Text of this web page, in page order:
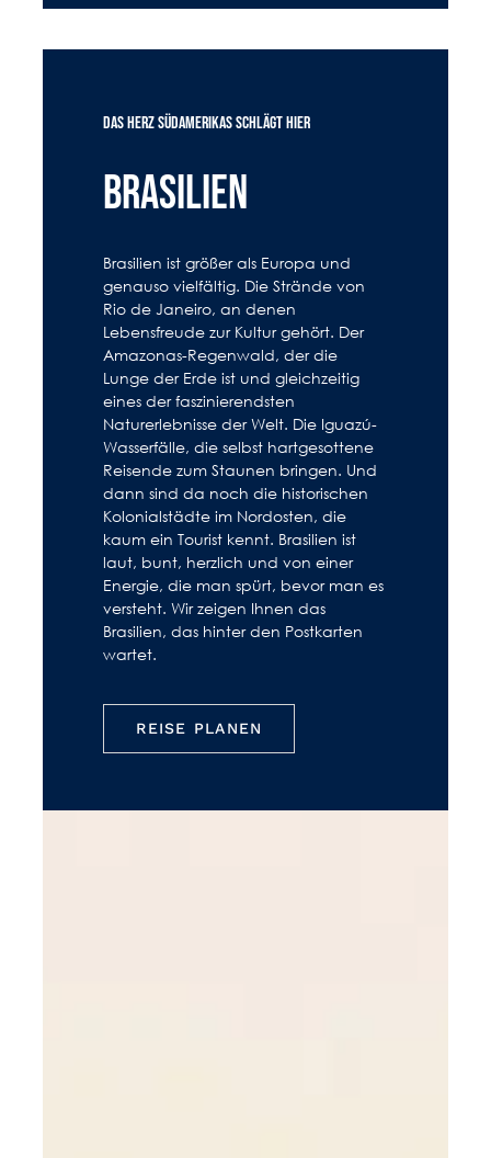
DAS HERZ SÜDAMERIKAS SCHLÄGT HIER
BRASILIEN
Brasilien ist größer als Europa und
genauso vielfältig. Die Strände von
Rio de Janeiro, an denen
Lebensfreude zur Kultur gehört. Der
Amazonas-Regenwald, der die
Lunge der Erde ist und gleichzeitig
eines der faszinierendsten
Naturerlebnisse der Welt. Die Iguazú-
Wasserfälle, die selbst hartgesottene
Reisende zum Staunen bringen. Und
dann sind da noch die historischen
Kolonialstädte im Nordosten, die
kaum ein Tourist kennt. Brasilien ist
laut, bunt, herzlich und von einer
Energie, die man spürt, bevor man es
versteht. Wir zeigen Ihnen das
Brasilien, das hinter den Postkarten
wartet.
REISE PLANEN